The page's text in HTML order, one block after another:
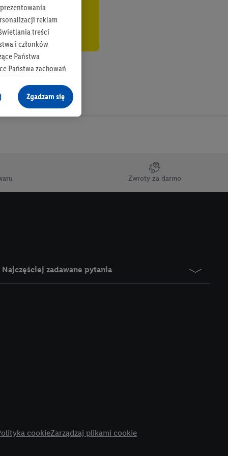
Zwroty za darmo
Najczęściej zadawane pytania
cookieZarządzaj plikami cookie
reklam
treści
i członków
Państwa
Państwa zachowań
o dane z innych
w usługach Lidl,
przez różne
konkretnych treści.
istniejące konto
jednym z wyżej
możemy
rozpoznać
W tym celu
adres e-
adresu IP. Jeśli
użyciu adresu IP i
usług Lidl. W
Zgodę na
Zgadzam się